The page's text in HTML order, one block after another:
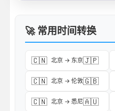
🚀 常用时间转换
🇨🇳 北京 → 东京🇯🇵
🇨🇳 北京 → 伦敦🇬🇧
🇨🇳 北京 → 悉尼🇦🇺